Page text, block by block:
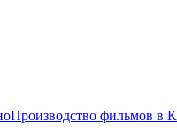
Производство фильмов в